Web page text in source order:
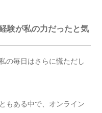
験が私の力だったと気
の毎日はさらに慌ただし
もある中で、オンライン